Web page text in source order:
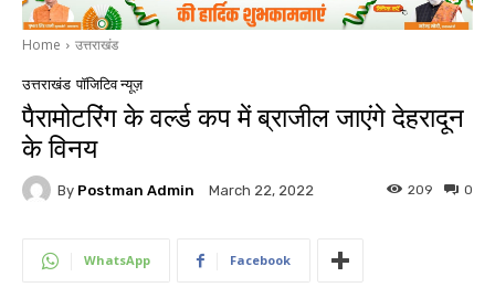
Home उत्तराखंड
उत्तराखंड पॉजिटिव न्यूज़
पैरामोटरिंग के वर्ल्ड कप में ब्राजील जाएंगे देहरादून
के विनय
By Postman Admin March 22, 2022 0
209
WhatsApp Facebook